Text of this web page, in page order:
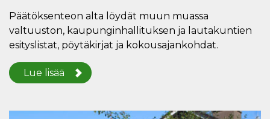
Päätöksenteon alta löydät muun muassa
valtuuston, kaupunginhallituksen ja lautakuntien
esityslistat, pöytäkirjat ja kokousajankohdat.
Lue lisää